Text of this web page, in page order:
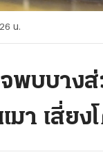
น.
พบบาง
มา เสี่ยง